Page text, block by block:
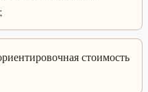
стоимость